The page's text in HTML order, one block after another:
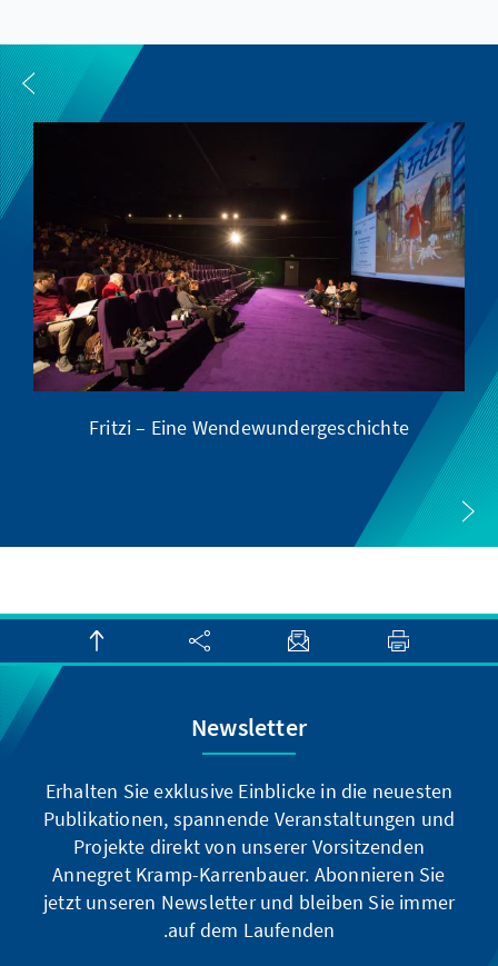
Fritzi – Eine Wendewundergeschichte
Newsletter
Erhalten Sie exklusive Einblicke in die neuesten
Publikationen, spannende Veranstaltungen und
Projekte direkt von unserer Vorsitzenden
Annegret Kramp-Karrenbauer. Abonnieren Sie
jetzt unseren Newsletter und bleiben Sie immer
auf dem Laufenden.